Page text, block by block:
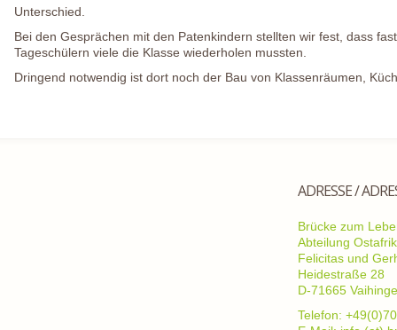
Unterschied.
Bei den Gesprächen mit den Patenkindern stellten wir fest, dass
Tageschülern viele die Klasse wiederholen mussten.
Dringend notwendig ist dort noch der Bau von Klassenräumen,
ADRESSE /
Brücke zum
Abteilung
Felicitas und
Heidestraße 28
D-71665
Telefon: